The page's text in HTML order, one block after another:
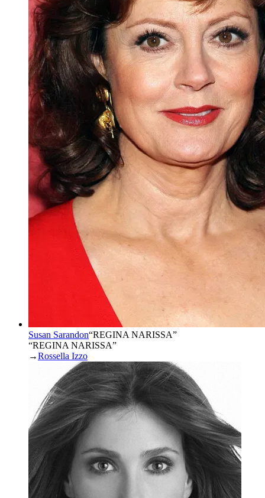
Susan Sarandon“REGINA NARISSA”
“REGINA NARISSA”
→Rossella Izzo